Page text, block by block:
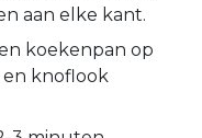
aan elke kant.
koekenpan op
knoflook